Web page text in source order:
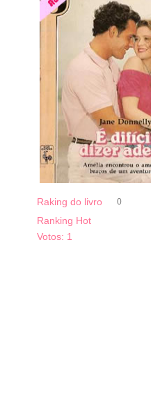
Raking do livro 0
Ranking Hot
Votos: 1